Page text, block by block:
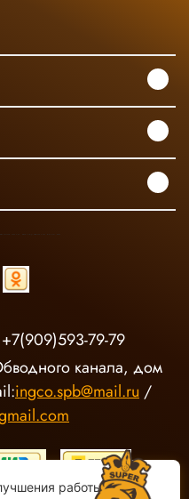
+7(909)593-79-79
канала, дом
ingco.spb@mail.ru /
работы сайта.